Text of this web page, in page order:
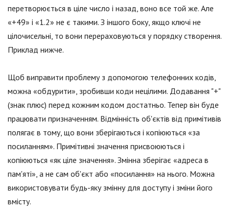
перетворюється в ціле число і назад, воно все той же. Але
«+49» і «1.2» не є такими. З іншого боку, якщо ключі не
цілочисельні, то вони перераховуються у порядку створення.
Приклад нижче.
Щоб виправити проблему з допомогою телефонних кодів,
можна «обдурити», зробивши коди нецілими. Додавання "+"
(знак плюс) перед кожним кодом достатньо. Тепер він буде
працювати призначенням. Відмінність об'єктів від примітивів
полягає в тому, що вони зберігаються і копіюються «за
посиланням». Примітивні значення присвоюються і
копіюються «як ціле значення». Змінна зберігає «адреса в
пам'яті», а не сам об'єкт або «посилання» на нього. Можна
використовувати будь-яку змінну для доступу і зміни його
вмісту.